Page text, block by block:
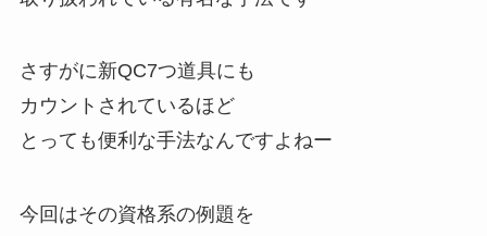
さすがに新QC7つ道具にも
カウントされているほど
とっても便利な手法なんですよねー
今回はその資格系の例題を